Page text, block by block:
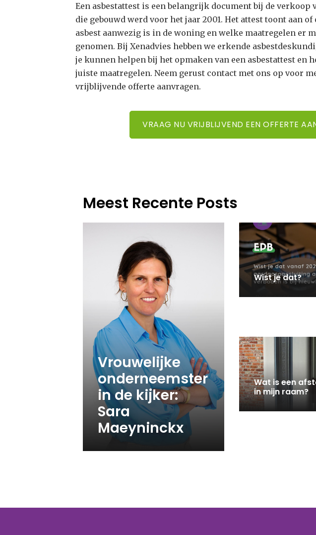
Een asbestattest is een belangrijk document bij de verkoop
die gebouwd werd voor het jaar 2001. Het attest toont aan
asbest aanwezig is in de woning en welke maatregelen er
genomen. Bij Xenadvies hebben we erkende
je kunnen helpen bij het opmaken van een asbestattest en
juiste maatregelen. Neem gerust contact met ons op voor
vrijblijvende offerte aanvragen.
VRAAG NU VRIJBLIJVEND EEN OFFERTE
Meest Recente Posts
Vrouwelijke
onderneemster
in de kijker:
Sara
Maeyninckx
Wist je dat?
Wat is een
in mijn raam?